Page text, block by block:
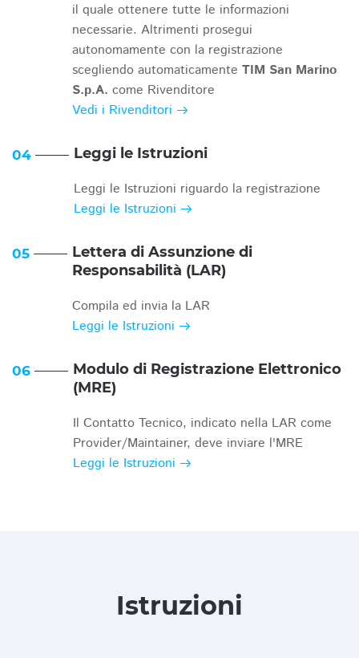
il quale ottenere tutte le informazioni
necessarie. Altrimenti prosegui
autonomamente con la registrazione
scegliendo automaticamente TIM San Marino
S.p.A. come Rivenditore
Vedi i Rivenditori
04 Leggi le Istruzioni
Leggi le Istruzioni riguardo la registrazione
Leggi le Istruzioni
05
Lettera di Assunzione di
Responsabilità (LAR)
Compila ed invia la LAR
Leggi le Istruzioni
06
Modulo di Registrazione Elettronico
(MRE)
Il Contatto Tecnico, indicato nella LAR come
Provider/Maintainer, deve inviare l'MRE
Leggi le Istruzioni
Istruzioni